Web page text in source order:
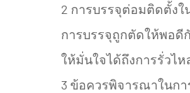
2 การบรรจุต่อมติดตั้งใ
การบรรจุถูกตัดให้พอดี
ให้มั่นใจได้ถึงการรั่วไ
3 ข้อควรพิจารณาในกา